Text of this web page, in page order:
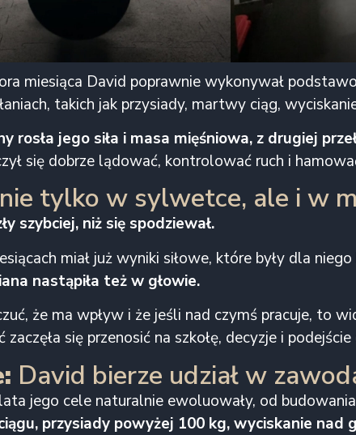
miesiąca David poprawnie wykonywał
takich jak przysiady, martwy ciąg,
rosła jego siła i masa mięśniowa, z drugiej
się dobrze lądować, kontrolować ruch i
nie tylko w sylwetce, ale i w
szybciej, niż się spodziewał.
miał już wyniki siłowe, które były dla
nastąpiła też w głowie.
że ma wpływ i że jeśli nad czymś pracuje, to
zaczęła się przenosić na szkołę, decyzje i
David bierze udział w
jego cele naturalnie ewoluowały, od
przysiady powyżej 100 kg, wyciskanie nad